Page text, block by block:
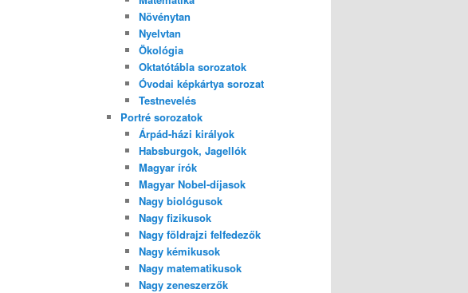
Növénytan
Nyelvtan
Ökológia
Oktatótábla sorozatok
Óvodai képkártya sorozat
Testnevelés
Portré sorozatok
Árpád-házi királyok
Habsburgok, Jagellók
Magyar írók
Magyar Nobel-díjasok
Nagy biológusok
Nagy fizikusok
Nagy földrajzi felfedezők
Nagy kémikusok
Nagy matematikusok
Nagy zeneszerzők